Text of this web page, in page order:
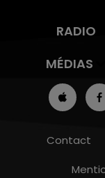
RADIO
MÉDIAS
Contact